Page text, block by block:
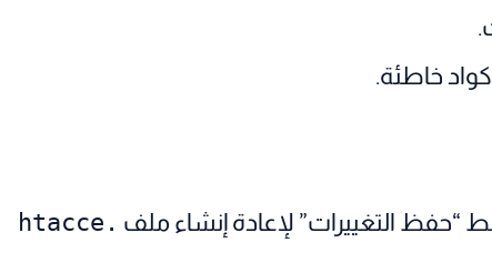
خاطئة.
“حفظ التغييرات” لإعادة إنشاء ملف .htacce